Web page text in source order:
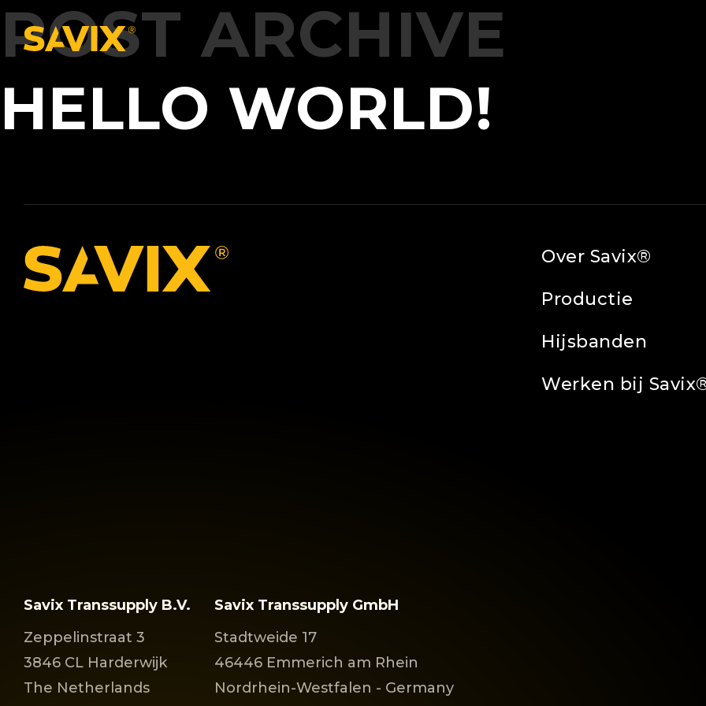
POST ARCHIVE
HELLO WORLD!
Over Savix®
Productie
Hijsbanden
Werken bij
Savix Transsupply B.V.
Zeppelinstraat 3
3846 CL Harderwijk
The Netherlands
Savix Transsupply GmbH
Stadtweide 17
46446 Emmerich am Rhein
Nordrhein-Westfalen - Germany